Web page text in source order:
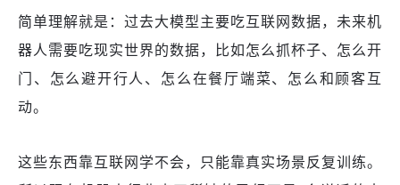
简单理解就是：过去大模型主要吃互联网数据，未来机
器人需要吃现实世界的数据，比如怎么抓杯子、怎么开
门、怎么避开行人、怎么在餐厅端菜、怎么和顾客互
动。
这些东西靠互联网学不会，只能靠真实场景反复训练。